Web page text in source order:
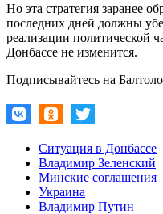
Но эта стратегия заранее
последних дней должны
реализации политической
Донбассе не изменится.
Подписывайтесь на
Ситуация в Донбассе
Владимир Зеленский
Минские соглашения
Украина
Владимир Путин